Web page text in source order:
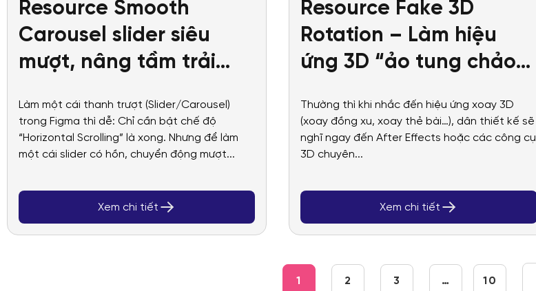
Resource Smooth
Carousel slider siêu
mượt, nâng tầm trải
Làm một cái thanh trượt (Slider/Carousel)
trong Figma thì dễ: Chỉ cần bật chế độ
“Horizontal Scrolling” là xong. Nhưng để làm
một cái slider có hồn, chuyển động mượt...
Xem chi tiết
Resource Fake 3D
Rotation – Làm hiệu
ứng 3D “ảo tung chảo”
Thường thì khi nhắc đến hiệu ứng xoay 3D
(xoay đồng xu, xoay thẻ bài…), dân thiết kế sẽ
nghĩ ngay đến After Effects hoặc các công cụ
3D chuyên...
Xem chi tiết
1 2 3 … 10